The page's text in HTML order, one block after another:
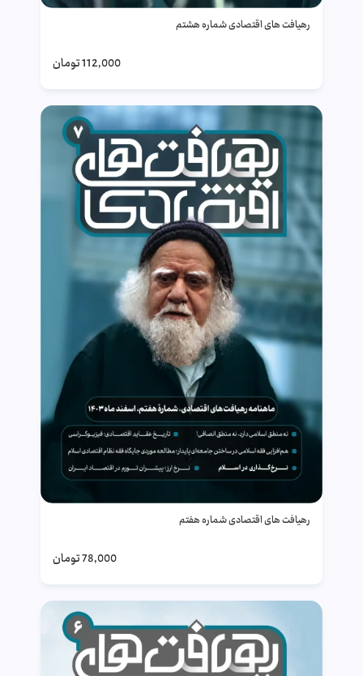
رهیافت های اقتصادی شماره هشتم
112,000تومان
رهیافت های اقتصادی شماره هفتم
78,000تومان